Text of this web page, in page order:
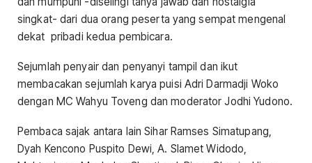
singkat- dari dua orang peserta yang sempat mengenal
dekat pribadi kedua pembicara.
Sejumlah penyair dan penyanyi tampil dan ikut
membacakan sejumlah karya puisi Adri Darmadji Woko
dengan MC Wahyu Toveng dan moderator Jodhi Yudono.
Pembaca sajak antara lain Sihar Ramses Simatupang,
Dyah Kencono Puspito Dewi, A. Slamet Widodo,